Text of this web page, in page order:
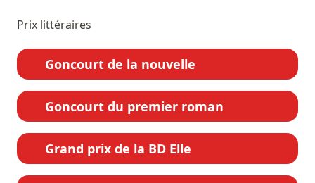
Prix littéraires
Goncourt de la nouvelle
Goncourt du premier roman
Grand prix de la BD Elle